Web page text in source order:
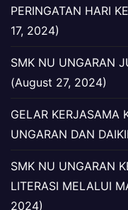
PERINGATAN HARI
17, 2024)
SMK NU UNGARAN
(August 27, 2024)
GELAR KERJASAMA
UNGARAN DAN
SMK NU UNGARAN
LITERASI MELALUI
2024)